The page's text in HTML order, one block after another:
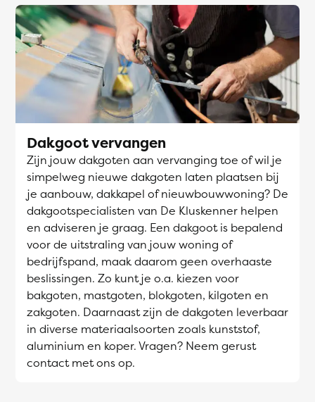
Dakgoot vervangen
Zijn jouw dakgoten aan vervanging toe of wil je
simpelweg nieuwe dakgoten laten plaatsen bij
je aanbouw, dakkapel of nieuwbouwwoning? De
dakgootspecialisten van De Kluskenner helpen
en adviseren je graag. Een dakgoot is bepalend
voor de uitstraling van jouw woning of
bedrijfspand, maak daarom geen overhaaste
beslissingen. Zo kunt je o.a. kiezen voor
bakgoten, mastgoten, blokgoten, kilgoten en
zakgoten. Daarnaast zijn de dakgoten leverbaar
in diverse materiaalsoorten zoals kunststof,
aluminium en koper. Vragen? Neem gerust
contact met ons op.